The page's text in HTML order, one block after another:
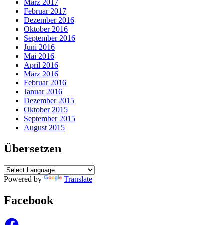
März 2017
Februar 2017
Dezember 2016
Oktober 2016
September 2016
Juni 2016
Mai 2016
April 2016
März 2016
Februar 2016
Januar 2016
Dezember 2015
Oktober 2015
September 2015
August 2015
Übersetzen
Powered by Translate
Facebook
Facebook